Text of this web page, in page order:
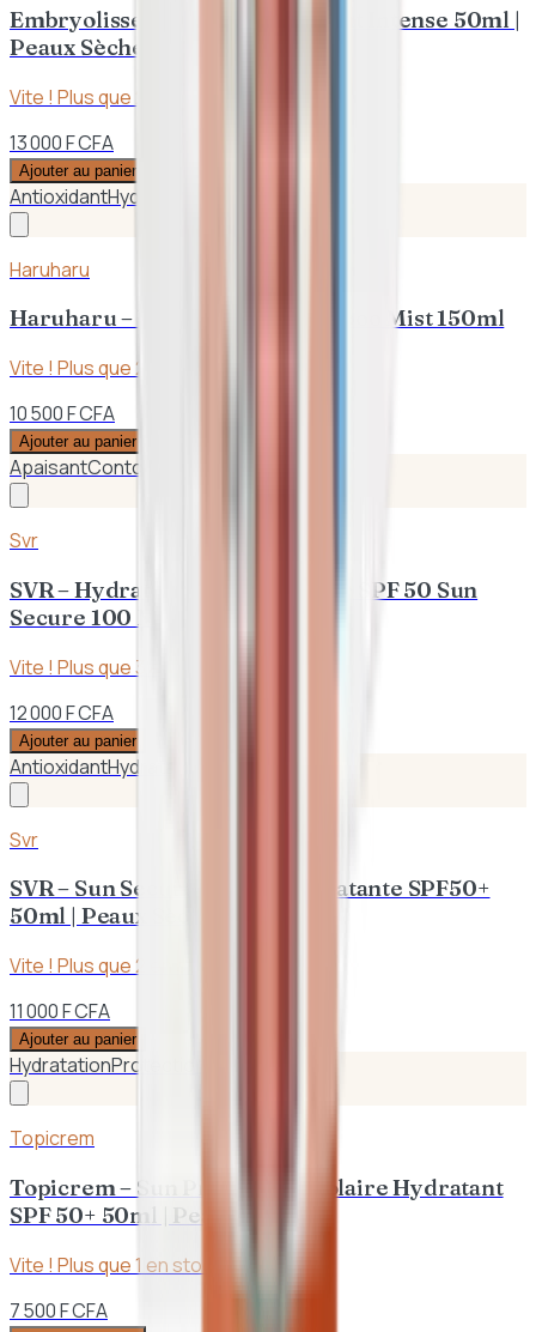
Embryolisse – Masque Hydratant Intense 50ml |
Peaux Sèches
Vite ! Plus que
13 000 F CFA
Ajouter au panier
AntioxidantHydratation
Haruharu
Haruharu – Wonder Black Bamboo Mist 150ml
Vite ! Plus que2
10 500 F CFA
Ajouter au panier
ApaisantContour des Yeux
Svr
SVR – Hydratant Lait Protecteur SPF 50 Sun
Secure 100 Ml | Peaux Sèches
Vite ! Plus que3
12 000 F CFA
Ajouter au panier
AntioxidantHydratation intense
Svr
SVR – Sun Secure Crème Hydratante SPF50+
50ml | Peaux Sèches
Vite ! Plus que2
11 000 F CFA
Ajouter au panier
HydratationProtection UVA/UVB
Topicrem
Topicrem – Sun Protect Lait Solaire Hydratant
SPF 50+ 50ml | Peaux Sèches
Vite ! Plus que1 en stock
7 500 F CFA